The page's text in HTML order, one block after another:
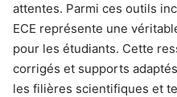
attentes. Parmi ces outils
ECE représente une
pour les étudiants. Cette
corrigés et supports
les filières scientifiques et